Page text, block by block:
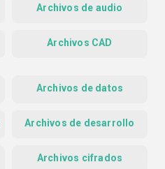
Archivos de audio
Archivos CAD
Archivos de datos
Archivos de desarrollo
Archivos cifrados